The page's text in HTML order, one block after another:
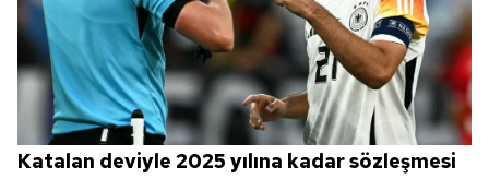
Katalan deviyle 2025 yılına kadar sözleşmesi